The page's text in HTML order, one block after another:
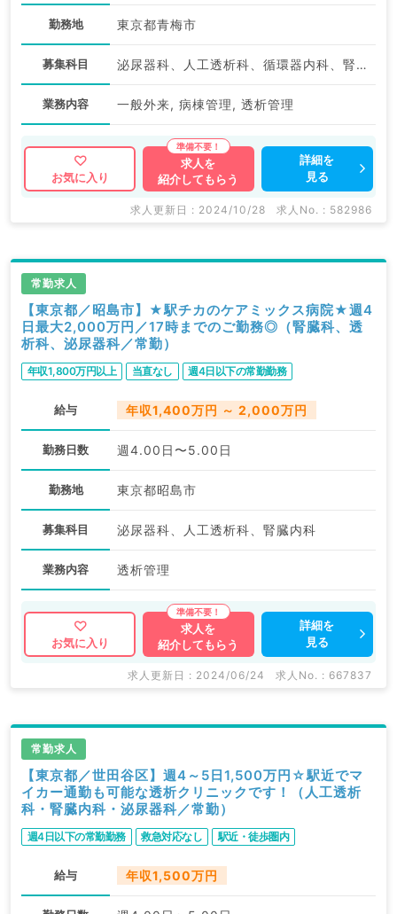
勤務地 東京都青梅市
募集科目 泌尿器科、人工透析科、循環器内科、腎臓内科
業務内容 一般外来, 病棟管理, 透析管理
お気に入り
求人を
紹介してもらう
詳細を
見る
求人更新日 : 2024/10/28 求人No. : 582986
常勤求人
【東京都／昭島市】★駅チカのケアミックス病院★週4
日最大2,000万円／17時までのご勤務◎（腎臓科、透
析科、泌尿器科／常勤）
年収1,800万円以上 当直なし 週4日以下の常勤勤務
給与 年収1,400万円 ～ 2,000万円
勤務日数 週4.00日〜5.00日
勤務地 東京都昭島市
募集科目 泌尿器科、人工透析科、腎臓内科
業務内容 透析管理
お気に入り
求人を
紹介してもらう
詳細を
見る
求人更新日 : 2024/06/24 求人No. : 667837
常勤求人
【東京都／世田谷区】週4～5日1,500万円☆駅近でマ
イカー通勤も可能な透析クリニックです！（人工透析
科・腎臓内科・泌尿器科／常勤）
週4日以下の常勤勤務 救急対応なし 駅近・徒歩圏内
給与 年収1,500万円